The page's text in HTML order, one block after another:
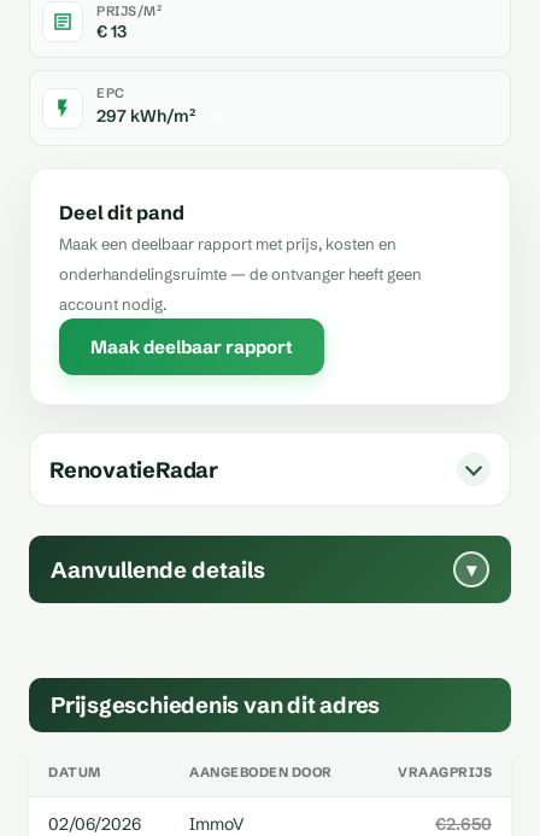
PRIJS/M²
€ 13
EPC
297 kWh/m²
Deel dit pand
Maak een deelbaar rapport met prijs, kosten en
onderhandelingsruimte — de ontvanger heeft geen
account nodig.
Maak deelbaar rapport
RenovatieRadar
Aanvullende details ▾
Prijsgeschiedenis van dit adres
DATUM AANGEBODEN DOOR VRAAGPRIJS
02/06/2026 ImmoV €2.650